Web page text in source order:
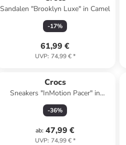
Sandalen "Brooklyn Luxe" in Camel
-17%
61,99 €
UVP: 74,99 €*
Crocs
Sneakers "InMotion Pacer" in
Schwarz
-36%
ab: 47,99 €
UVP: 74,99 €*